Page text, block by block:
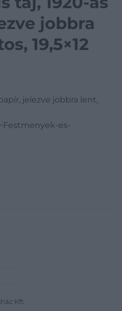
jobbra
19,5×12
jelezve jobbra lent,
es-
Kft.